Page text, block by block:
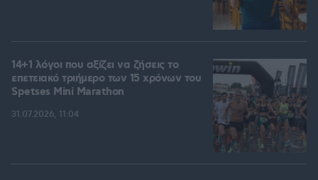
14+1 λόγοι που αξίζει να ζήσεις το
επετειακό τριήμερο των 15 χρόνων του
Spetses Mini Marathon
31.07.2026, 11:04